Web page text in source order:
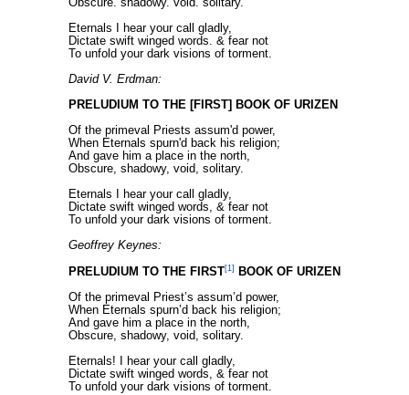
Obscure. shadowy. void. solitary.
Eternals I hear your call gladly,
Dictate swift winged words. & fear not
To unfold your dark visions of torment.
David V. Erdman:
PRELUDIUM TO THE [FIRST] BOOK OF URIZEN
Of the primeval Priests assum'd power,
When Eternals spurn'd back his religion;
And gave him a place in the north,
Obscure, shadowy, void, solitary.
Eternals I hear your call gladly,
Dictate swift winged words, & fear not
To unfold your dark visions of torment.
Geoffrey Keynes:
PRELUDIUM TO THE FIRST[1]
BOOK OF URIZEN
Of the primeval Priest’s assum’d power,
When Eternals spurn’d back his religion;
And gave him a place in the north,
Obscure, shadowy, void, solitary.
Eternals! I hear your call gladly,
Dictate swift winged words, & fear not
To unfold your dark visions of torment.